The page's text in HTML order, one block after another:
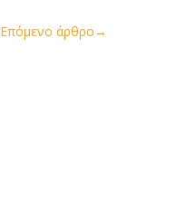
Επόμενο άρθρο→